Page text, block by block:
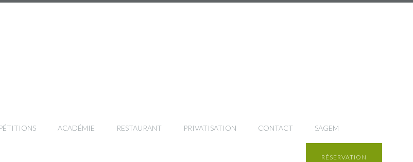
ACADÉMIE RESTAURANT PRIVATISATION CONTACT SAGEM
RÉSERVATION